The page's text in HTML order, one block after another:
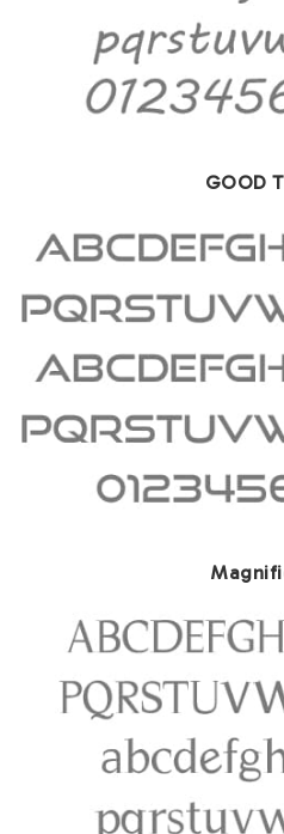
GOOD